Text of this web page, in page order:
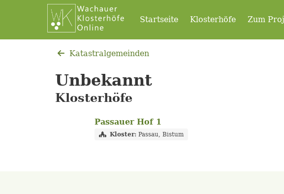
Startseite Klosterhöfe Zum
Katastralgemeinden
Unbekannt
Klosterhöfe
Passauer Hof 1
Kloster:Passau, Bistum